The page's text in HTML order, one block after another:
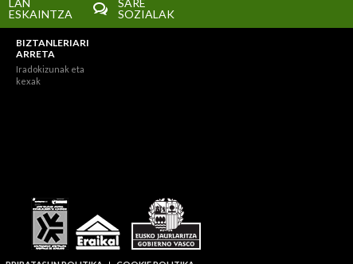
LAN
ESKAINTZA
SARE
SOZIALAK
BIZTANLERIARI
ARRETA
Iradokizunak eta
kexak